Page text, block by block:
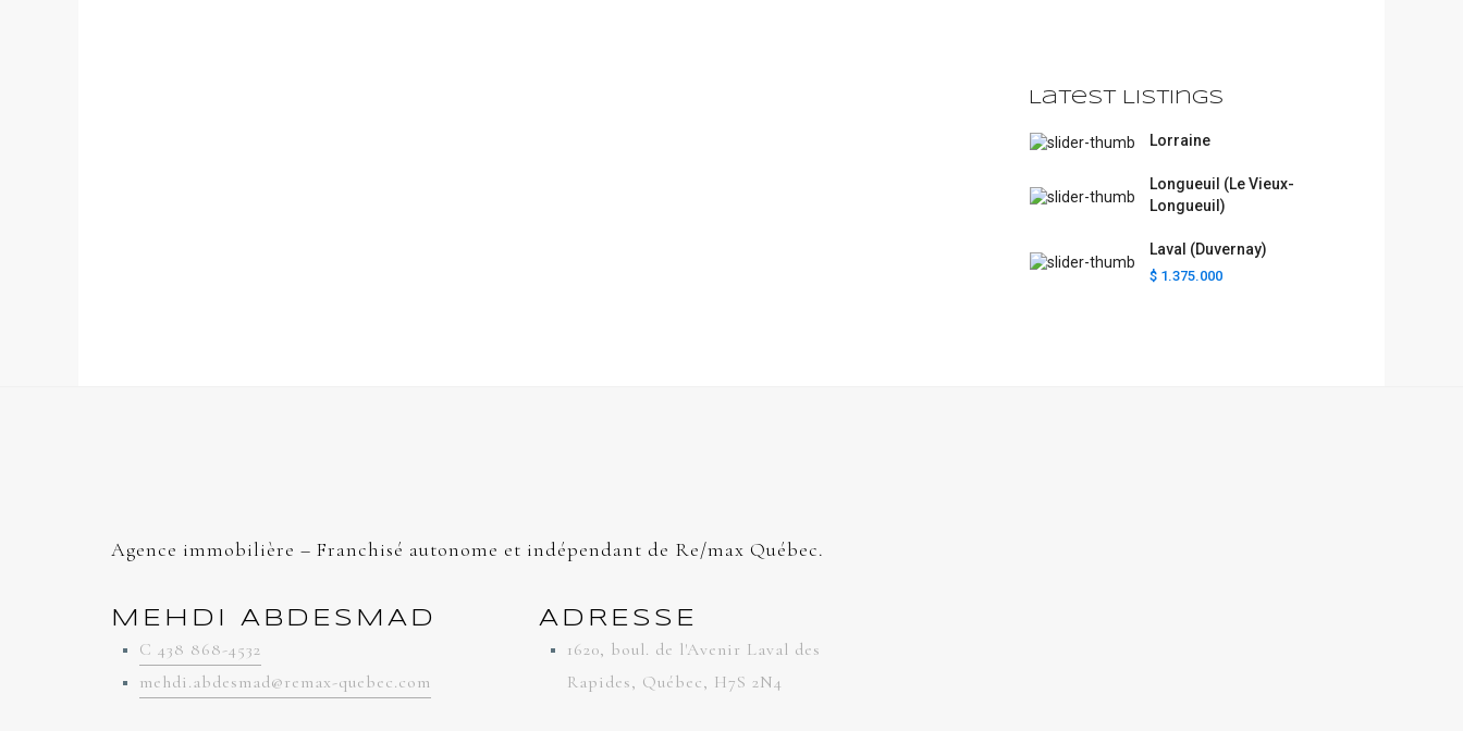
Latest Listings
Lorraine
Longueuil (Le Vieux-
Longueuil)
Laval (Duvernay)
$ 1.375.000
Agence immobilière – Franchisé autonome et indépendant de Re/max Québec.
MEHDI ABDESMAD
C 438 868-4532
mehdi.abdesmad@remax-quebec.com
ADRESSE
1620, boul. de l'Avenir Laval des
Rapides, Québec, H7S 2N4